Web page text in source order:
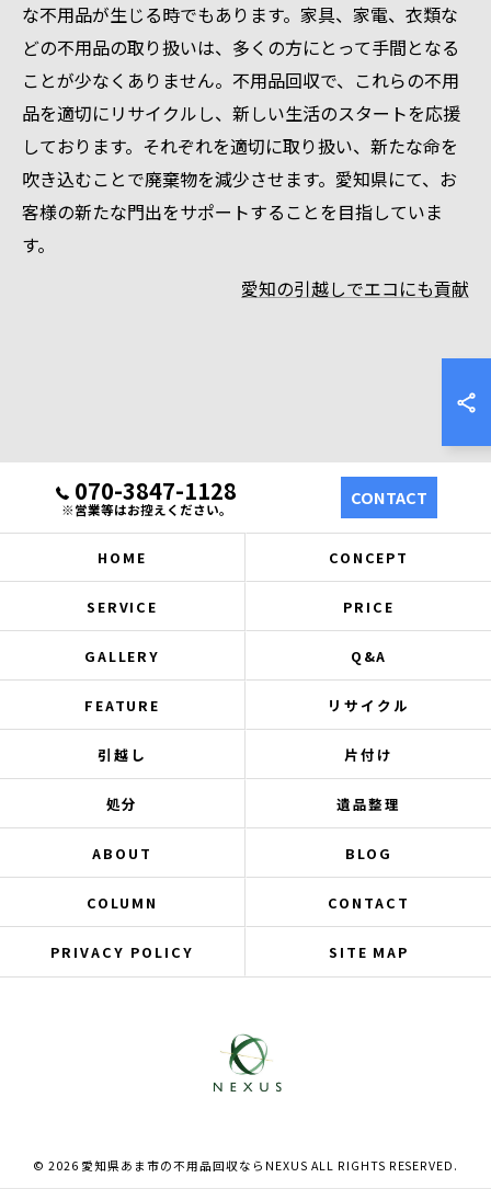
な不用品が生じる時でもあります。家具、家電、衣類な
どの不用品の取り扱いは、多くの方にとって手間となる
ことが少なくありません。不用品回収で、これらの不用
品を適切にリサイクルし、新しい生活のスタートを応援
しております。それぞれを適切に取り扱い、新たな命を
吹き込むことで廃棄物を減少させます。愛知県にて、お
客様の新たな門出をサポートすることを目指していま
す。
愛知の引越しでエコにも貢献
070-3847-1128
※営業等はお控えください。
CONTACT
HOME CONCEPT
SERVICE PRICE
GALLERY Q&A
FEATURE リサイクル
引越し 片付け
処分 遺品整理
ABOUT BLOG
COLUMN CONTACT
PRIVACY POLICY SITE MAP
© 2026 愛知県あま市の不用品回収ならNEXUS ALL RIGHTS RESERVED.